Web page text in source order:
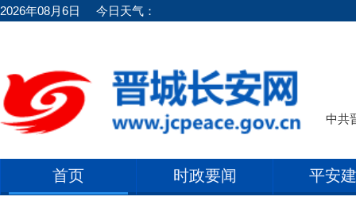
2026年08月6日 今日天气：
中共
首页 时政要闻 平安